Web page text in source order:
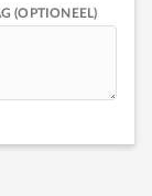
(OPTIONEEL)